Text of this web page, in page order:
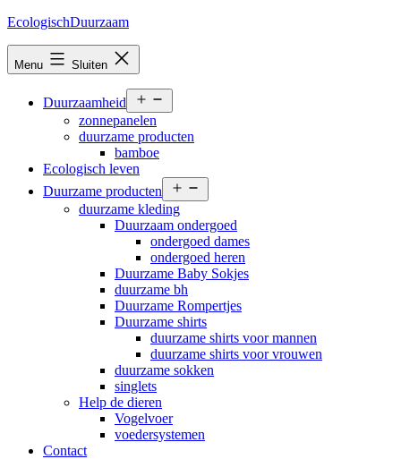
Ga
inhoud
EcologischDuurzaam
Menu Sluiten
Duurzaamheid
menu
zonnepanelen
duurzame producten
bamboe
Ecologisch leven
Duurzame producten
menu
duurzame kleding
Duurzaam ondergoed
ondergoed dames
ondergoed heren
Duurzame Baby Sokjes
duurzame bh
Duurzame Rompertjes
Duurzame shirts
duurzame shirts voor mannen
duurzame shirts voor vrouwen
duurzame sokken
singlets
Help de dieren
Vogelvoer
voedersystemen
Contact